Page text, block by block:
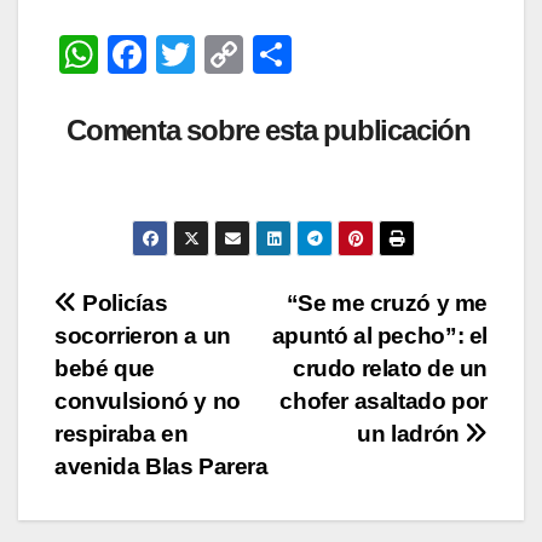
W
at
p
F
c
b
o
k
T
tt
C
p
Li
n
m
ar
tir
Comenta sobre esta publicación
Navegación
de
entradas
“Se me cruzó y me
apuntó al pecho”: el
crudo relato de un
chofer asaltado por
un ladrón
Policías
socorrieron a un
bebé que
convulsionó y no
respiraba en
avenida Blas Parera